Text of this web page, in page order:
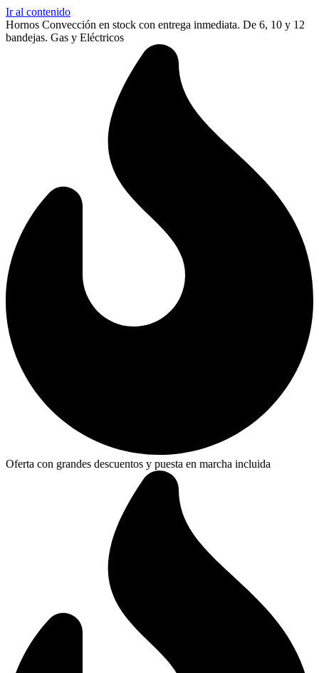
Ir al contenido
Hornos Convección en stock con entrega inmediata. De 6, 10 y 12
bandejas. Gas y Eléctricos
Oferta con grandes descuentos y puesta en marcha incluida